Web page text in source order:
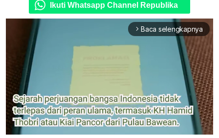
Ikuti Whatsapp Channel Republika
arrow_forward_ios Baca selengkapnya